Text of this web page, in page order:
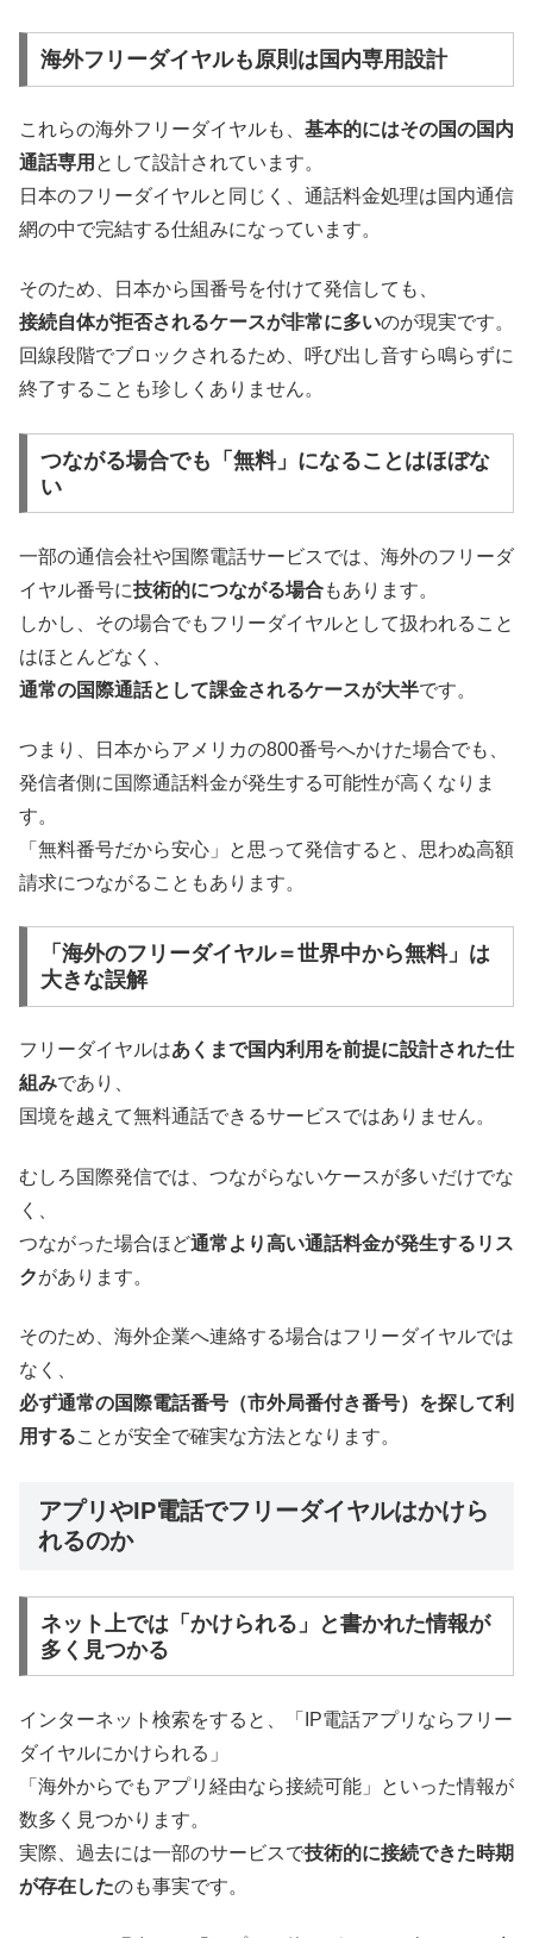
海外フリーダイヤルも原則は国内専用設計
これらの海外フリーダイヤルも、 基本的にはその国の国内
通話専用 として設計されています。
日本のフリーダイヤルと同じく、通話料金処理は国内通信
網の中で完結する仕組みになっています。
そのため、日本から国番号を付けて発信しても、
接続自体が拒否されるケースが非常に多いのが現実です。
回線段階でブロックされるため、呼び出し音すら鳴らずに
終了することも珍しくありません。
つながる場合でも「無料」になることはほぼな
い
一部の通信会社や国際電話サービスでは、海外のフリーダ
イヤル番号に技術的につながる場合もあります。
しかし、その場合でもフリーダイヤルとして扱われること
はほとんどなく、
通常の国際通話として課金されるケースが大半です。
つまり、日本からアメリカの800番号へかけた場合でも、
発信者側に国際通話料金が発生する可能性が高くなりま
す。
「無料番号だから安心」と思って発信すると、思わぬ高額
請求につながることもあります。
「海外のフリーダイヤル＝世界中から無料」は
大きな誤解
フリーダイヤルはあくまで国内利用を前提に設計された仕
組みであり、
国境を越えて無料通話できるサービスではありません。
むしろ国際発信では、つながらないケースが多いだけでな
く、
つながった場合ほど通常より高い通話料金が発生するリス
クがあります。
そのため、海外企業へ連絡する場合はフリーダイヤルでは
なく、
必ず通常の国際電話番号（市外局番付き番号）を探して利
用することが安全で確実な方法となります。
アプリやIP電話でフリーダイヤルはかけら
れるのか
ネット上では「かけられる」と書かれた情報が
多く見つかる
インターネット検索をすると、「IP電話アプリならフリー
ダイヤルにかけられる」
「海外からでもアプリ経由なら接続可能」といった情報が
数多く見つかります。
実際、過去には一部のサービスで技術的に接続できた時期
が存在したのも事実です。